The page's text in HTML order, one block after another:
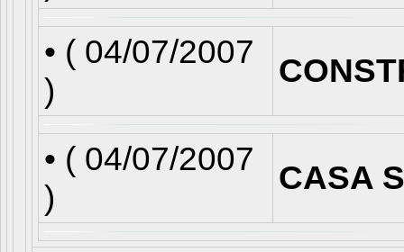
• ( 04/07/2007
)
• ( 04/07/2007
)
CASA